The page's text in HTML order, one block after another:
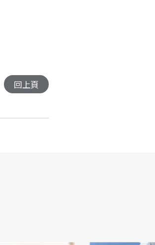
回上頁